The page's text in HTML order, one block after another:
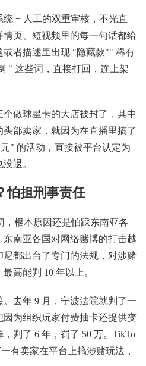
+ 人工的双重审核，不光直
页、短视频里的每一句话都给
或者描述里出现 "隐藏款"" 稀有
" 这些词，直接打回，连上架
做球星卡的大店被封了，其中
部卖家，就因为在直播里搞了
" 的活动，直接被平台认定为
退。
怕担刑事责任
，根本原因还是怕踩东南亚各
南亚各国对网络赌博的打击越
都出台了专门的法规，对涉赌
高能判 10 年以上。
去年 9 月，宁波法院就判了一
为组织玩家付费抽卡还提供变
判了 6 年，罚了 50 万。TikTo
有卖家在平台上搞涉赌玩法，